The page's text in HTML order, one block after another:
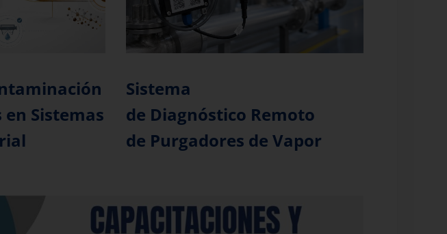
en Sistemas
Sistema
de Diagnóstico Remoto
de Purgadores de Vapor